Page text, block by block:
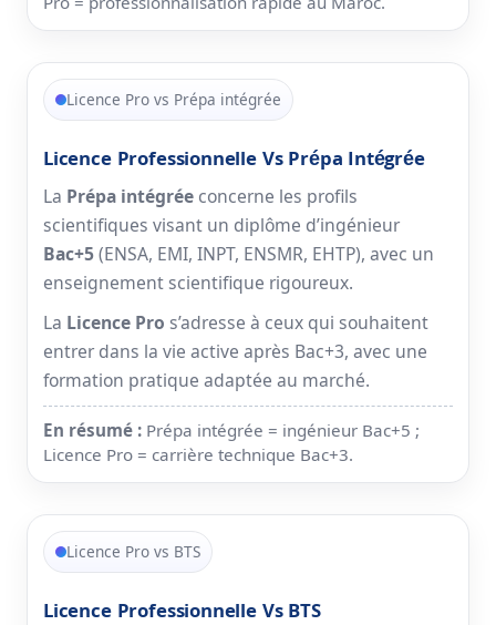
Licence Pro vs Prépa intégrée
Licence Professionnelle Vs Prépa Intégrée
La Prépa intégrée concerne les profils
scientifiques visant un diplôme d’ingénieur
Bac+5(ENSA, EMI, INPT, ENSMR, EHTP), avec un
enseignement scientifique rigoureux.
La Licence Pro s’adresse à ceux qui souhaitent
entrer dans la vie active après Bac+3, avec une
formation pratique adaptée au marché.
En résumé : Prépa intégrée = ingénieur Bac+5 ;
Licence Pro = carrière technique Bac+3.
Licence Pro vs BTS
Licence Professionnelle Vs BTS